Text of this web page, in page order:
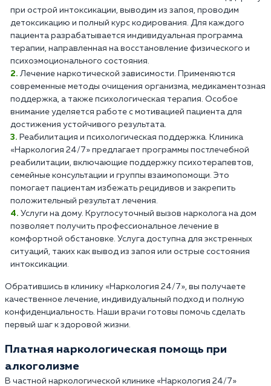
при острой интоксикации, выводим из запоя, проводим
детоксикацию и полный курс кодирования. Для каждого
пациента разрабатывается индивидуальная программа
терапии, направленная на восстановление физического и
психоэмоционального состояния.
Лечение наркотической зависимости. Применяются
современные методы очищения организма, медикаментозная
поддержка, а также психологическая терапия. Особое
внимание уделяется работе с мотивацией пациента для
достижения устойчивого результата.
Реабилитация и психологическая поддержка. Клиника
«Наркология 24/7» предлагает программы постлечебной
реабилитации, включающие поддержку психотерапевтов,
семейные консультации и группы взаимопомощи. Это
помогает пациентам избежать рецидивов и закрепить
положительный результат лечения.
Услуги на дому. Круглосуточный вызов нарколога на дом
позволяет получить профессиональное лечение в
комфортной обстановке. Услуга доступна для экстренных
ситуаций, таких как вывод из запоя или острые состояния
интоксикации.
Обратившись в клинику «Наркология 24/7», вы получаете
качественное лечение, индивидуальный подход и полную
конфиденциальность. Наши врачи готовы помочь сделать
первый шаг к здоровой жизни.
Платная наркологическая помощь при
алкоголизме
В частной наркологической клинике «Наркология 24/7»